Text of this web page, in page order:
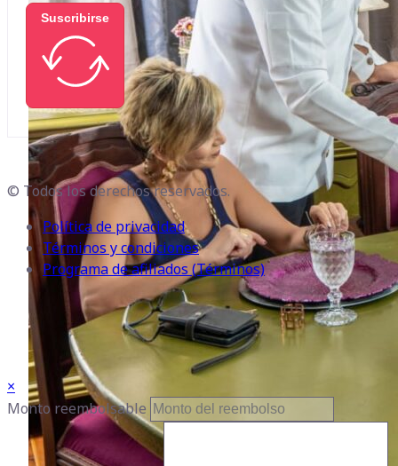
Suscribirse
© Todos los derechos reservados.
Política de privacidad
Términos y condiciones
Programa de afiliados (Términos)
×
Monto reembolsable